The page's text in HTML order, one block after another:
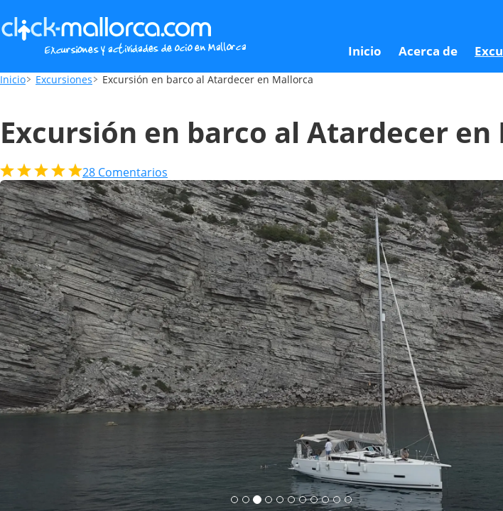
Inicio Acerca de
Excursión en barco al Atardecer en Mallorca
Inicio Excursiones Excursión en barco al Atardecer en Mallorca
Excursión en barco al Atardecer
28 Comentarios